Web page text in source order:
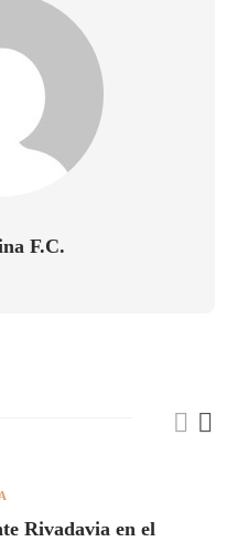
F.C.
Rivadavia en el